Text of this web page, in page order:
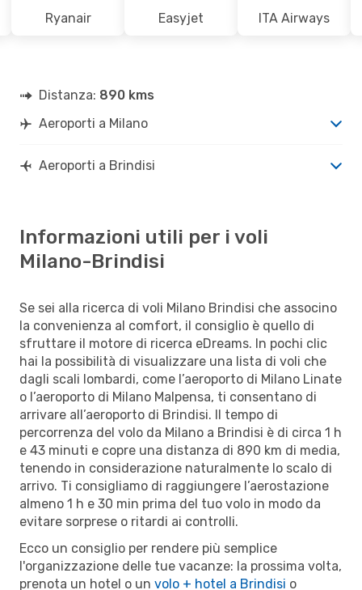
Ryanair Easyjet ITA Airways
Distanza: 890 kms
Aeroporti a Milano
Aeroporti a Brindisi
Informazioni utili per i voli
Milano-Brindisi
Se sei alla ricerca di voli Milano Brindisi che associno
la convenienza al comfort, il consiglio è quello di
sfruttare il motore di ricerca eDreams. In pochi clic
hai la possibilità di visualizzare una lista di voli che
dagli scali lombardi, come l’aeroporto di Milano Linate
o l’aeroporto di Milano Malpensa, ti consentano di
arrivare all’aeroporto di Brindisi. Il tempo di
percorrenza del volo da Milano a Brindisi è di circa 1 h
e 43 minuti e copre una distanza di 890 km di media,
tenendo in considerazione naturalmente lo scalo di
arrivo. Ti consigliamo di raggiungere l’aerostazione
almeno 1 h e 30 min prima del tuo volo in modo da
evitare sorprese o ritardi ai controlli.
Ecco un consiglio per rendere più semplice
l'organizzazione delle tue vacanze: la prossima volta,
prenota un hotel o un volo + hotel a Brindisi o